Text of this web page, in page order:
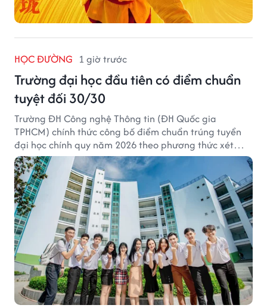
HỌC ĐƯỜNG 1 giờ trước
Trường đại học đầu tiên có điểm chuẩn
tuyệt đối 30/30
Trường ĐH Công nghệ Thông tin (ĐH Quốc gia
TPHCM) chính thức công bố điểm chuẩn trúng tuyển
đại học chính quy năm 2026 theo phương thức xét
tuyển tổng hợp.